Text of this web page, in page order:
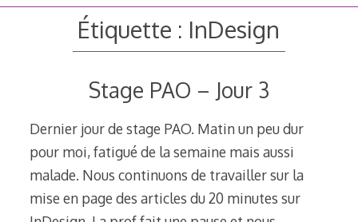
Étiquette : InDesign
Stage PAO – Jour 3
Dernier jour de stage PAO. Matin un peu dur
pour moi, fatigué de la semaine mais aussi
malade. Nous continuons de travailler sur la
mise en page des articles du 20 minutes sur